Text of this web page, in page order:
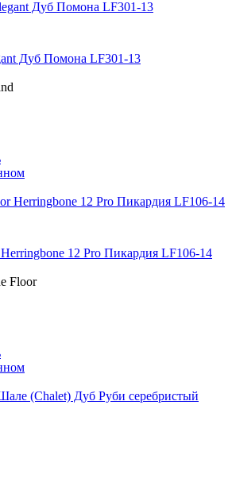
Дуб Помона LF301-13
12 Pro Пикардия LF106-14
Floor